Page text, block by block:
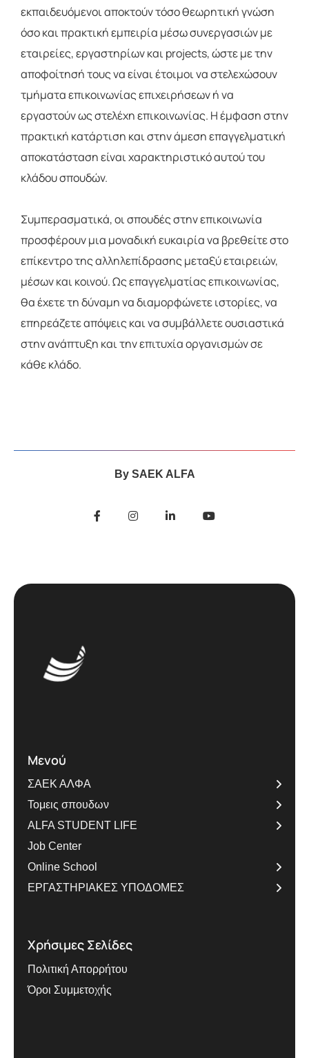
εκπαιδευόμενοι αποκτούν τόσο θεωρητική γνώση
όσο και πρακτική εμπειρία μέσω συνεργασιών με
εταιρείες, εργαστηρίων και projects, ώστε με την
αποφοίτησή τους να είναι έτοιμοι να στελεχώσουν
τμήματα επικοινωνίας επιχειρήσεων ή να
εργαστούν ως στελέχη επικοινωνίας. Η έμφαση στην
πρακτική κατάρτιση και στην άμεση επαγγελματική
αποκατάσταση είναι χαρακτηριστικό αυτού του
κλάδου σπουδών.
Συμπερασματικά, οι σπουδές στην επικοινωνία
προσφέρουν μια μοναδική ευκαιρία να βρεθείτε στο
επίκεντρο της αλληλεπίδρασης μεταξύ εταιρειών,
μέσων και κοινού. Ως επαγγελματίας επικοινωνίας,
θα έχετε τη δύναμη να διαμορφώνετε ιστορίες, να
επηρεάζετε απόψεις και να συμβάλλετε ουσιαστικά
στην ανάπτυξη και την επιτυχία οργανισμών σε
κάθε κλάδο.
By SAEK ALFA
Μενού
ΣΑΕΚ ΑΛΦΑ
Τομεις σπουδων
ALFA STUDENT LIFE
Job Center
Online School
ΕΡΓΑΣΤΗΡΙΑΚΕΣ ΥΠΟΔΟΜΕΣ
Χρήσιμες Σελίδες
Πολιτική Απορρήτου
Όροι Συμμετοχής